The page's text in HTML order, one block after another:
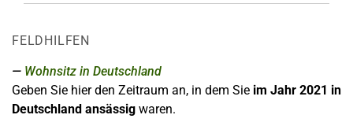
FELDHILFEN
Wohnsitz in Deutschland
Geben Sie hier den Zeitraum an, in dem Sie im Jahr 2021 in
Deutschland ansässig waren.